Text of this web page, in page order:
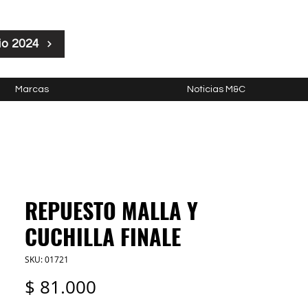
2024
Marcas Noticias M&C
REPUESTO MALLA Y
CUCHILLA FINALE
SKU: 01721
$ 81.000